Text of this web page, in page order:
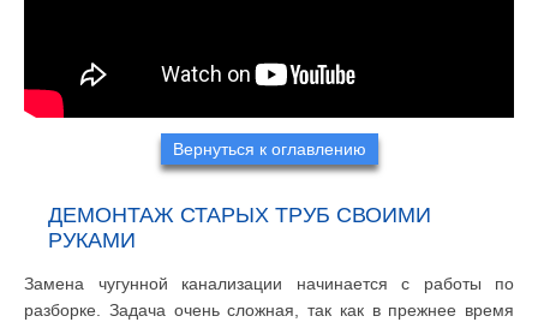
Вернуться к оглавлению
ДЕМОНТАЖ СТАРЫХ ТРУБ СВОИМИ
РУКАМИ
Замена чугунной канализации начинается с работы по
разборке. Задача очень сложная, так как в прежнее время